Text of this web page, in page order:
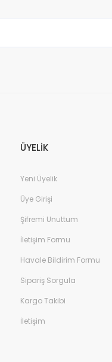
ÜYELİK
Yeni Üyelik
Üye Girişi
Şifremi Unuttum
İletişim Formu
Havale Bildirim Formu
Sipariş Sorgula
Kargo Takibi
İletişim